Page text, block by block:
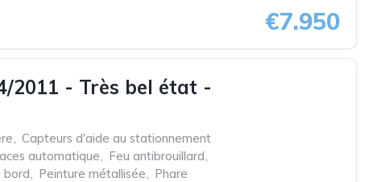
€7.950
2011 - Très bel état -
, Capteurs d'aide au stationnement
automatique, Feu antibrouillard,
bord, Peinture métallisée, Phare